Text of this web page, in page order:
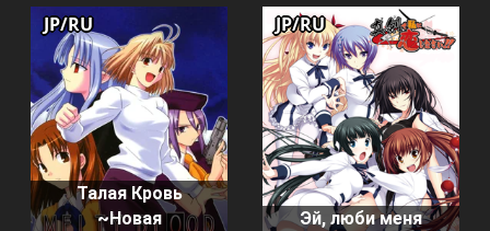
Талая Кровь
~Новая
JP/RU
Эй, люби меня
JP/RU